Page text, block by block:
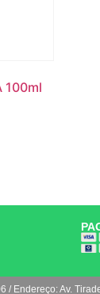
100ml
/ Endereço: Av.